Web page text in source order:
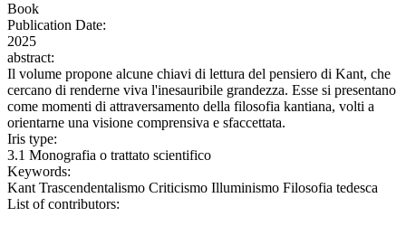
Book
Publication Date:
2025
abstract:
Il volume propone alcune chiavi di lettura del pensiero di Kant, che
cercano di renderne viva l'inesauribile grandezza. Esse si presentano
come momenti di attraversamento della filosofia kantiana, volti a
orientarne una visione comprensiva e sfaccettata.
Iris type:
3.1 Monografia o trattato scientifico
Keywords:
Kant Trascendentalismo Criticismo Illuminismo Filosofia tedesca
List of contributors: